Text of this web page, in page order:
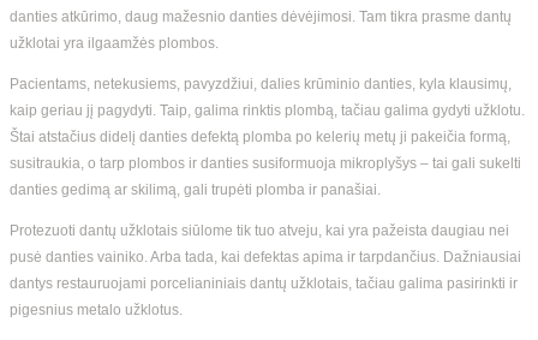
danties atkūrimo, daug mažesnio danties dėvėjimosi. Tam tikra prasme dantų
užklotai yra ilgaamžės plombos.
Pacientams, netekusiems, pavyzdžiui, dalies krūminio danties, kyla klausimų,
kaip geriau jį pagydyti. Taip, galima rinktis plombą, tačiau galima gydyti užklotu.
Štai atstačius didelį danties defektą plomba po kelerių metų ji pakeičia formą,
susitraukia, o tarp plombos ir danties susiformuoja mikroplyšys – tai gali sukelti
danties gedimą ar skilimą, gali trupėti plomba ir panašiai.
Protezuoti dantų užklotais siūlome tik tuo atveju, kai yra pažeista daugiau nei
pusė danties vainiko. Arba tada, kai defektas apima ir tarpdančius. Dažniausiai
dantys restauruojami porcelianiniais dantų užklotais, tačiau galima pasirinkti ir
pigesnius metalo užklotus.